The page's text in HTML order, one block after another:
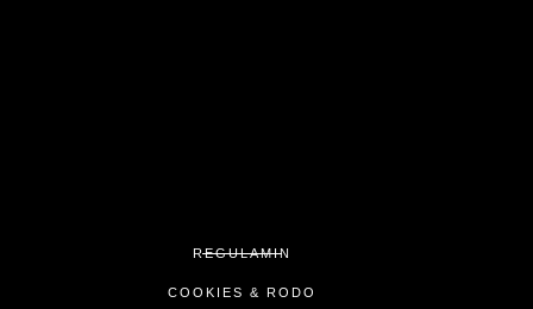
REGULAMIN
COOKIES & RODO